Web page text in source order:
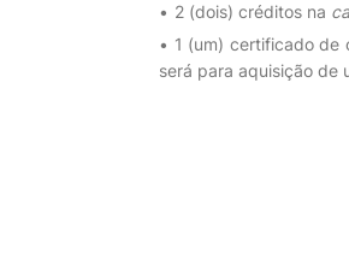
2 (dois) créditos na
1 (um) certificado de
será para aquisição de